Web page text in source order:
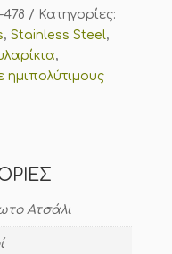
478
Κατηγορίες:
, Stainless Steel,
,
ημιπολύτιμους
Ατσάλι